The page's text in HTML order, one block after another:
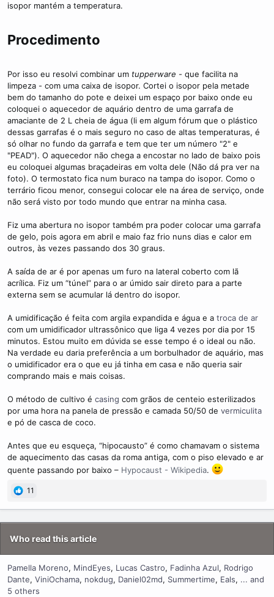
isopor mantém a temperatura.
Procedimento
Por isso eu resolvi combinar um tupperware - que facilita na
limpeza - com uma caixa de isopor. Cortei o isopor pela metade
bem do tamanho do pote e deixei um espaço por baixo onde eu
coloquei o aquecedor de aquário dentro de uma garrafa de
amaciante de 2 L cheia de água (li em algum fórum que o plástico
dessas garrafas é o mais seguro no caso de altas temperaturas, é
só olhar no fundo da garrafa e tem que ter um número "2" e
"PEAD"). O aquecedor não chega a encostar no lado de baixo pois
eu coloquei algumas braçadeiras em volta dele (Não dá pra ver na
foto). O termostato fica num buraco na tampa do isopor. Como o
terrário ficou menor, consegui colocar ele na área de serviço, onde
não será visto por todo mundo que entrar na minha casa.
Fiz uma abertura no isopor também pra poder colocar uma garrafa
de gelo, pois agora em abril e maio faz frio nuns dias e calor em
outros, às vezes passando dos 30 graus.
A saída de ar é por apenas um furo na lateral coberto com lã
acrílica. Fiz um “túnel” para o ar úmido sair direto para a parte
externa sem se acumular lá dentro do isopor.
A umidificação é feita com argila expandida e água e a troca de ar
com um umidificador ultrassônico que liga 4 vezes por dia por 15
minutos. Estou muito em dúvida se esse tempo é o ideal ou não.
Na verdade eu daria preferência a um borbulhador de aquário, mas
o umidificador era o que eu já tinha em casa e não queria sair
comprando mais e mais coisas.
O método de cultivo é casing com grãos de centeio esterilizados
por uma hora na panela de pressão e camada 50/50 de vermiculita
e pó de casca de coco.
Antes que eu esqueça, “hipocausto” é como chamavam o sistema
de aquecimento das casas da roma antiga, com o piso elevado e ar
quente passando por baixo – Hypocaust - Wikipedia.
11
Who read this article
Pamella Moreno MindEyes Lucas Castro Fadinha Azul
Rodrigo
Dante ViniOchama nokdug Daniel02md Summertime Eals
... and
5 others